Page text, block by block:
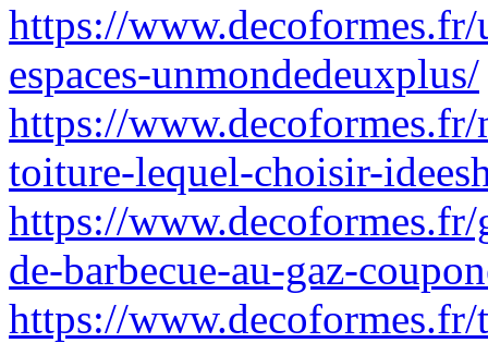
https://
espaces-unmondedeuxplus/
https://
toiture-lequel-choisir-
https://
de-barbecue-au-gaz-
https://